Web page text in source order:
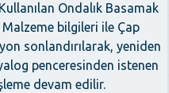
Ondalık Basamak
Malzeme bilgileri ile Çap
sonlandırılarak, yeniden
penceresinden istenen
devam edilir.